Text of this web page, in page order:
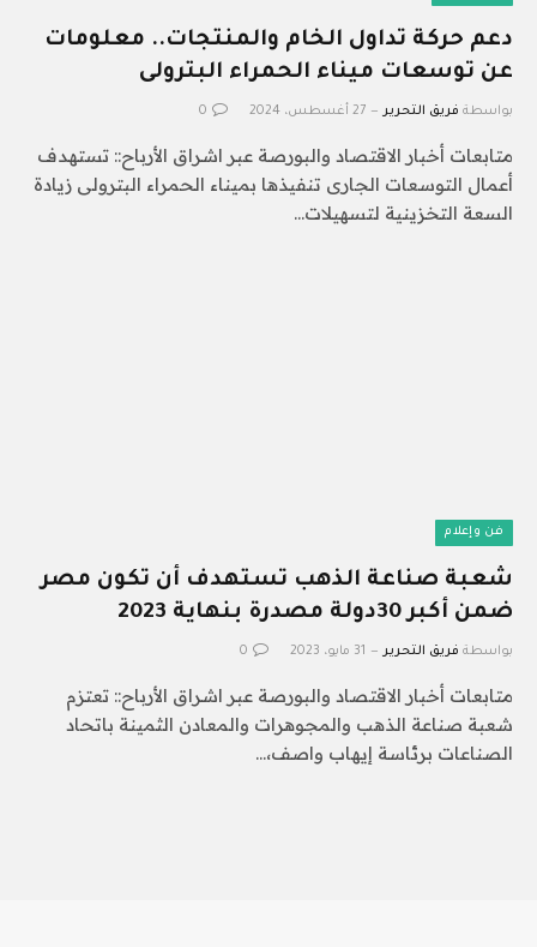
دعم حركة تداول الخام والمنتجات.. معلومات
عن توسعات ميناء الحمراء البترولى
بواسطة فريق التحرير 27 أغسطس، 2024 0
متابعات أخبار الاقتصاد والبورصة عبر اشراق الأرباح:: تستهدف
أعمال التوسعات الجارى تنفيذها بميناء الحمراء البترولى زيادة
السعة التخزينية لتسهيلات…
فن وإعلام
شعبة صناعة الذهب تستهدف أن تكون مصر
ضمن أكبر 30دولة مصدرة بنهاية 2023
بواسطة فريق التحرير 31 مايو، 2023 0
متابعات أخبار الاقتصاد والبورصة عبر اشراق الأرباح:: تعتزم
شعبة صناعة الذهب والمجوهرات والمعادن الثمينة باتحاد
الصناعات برئاسة إيهاب واصف،…